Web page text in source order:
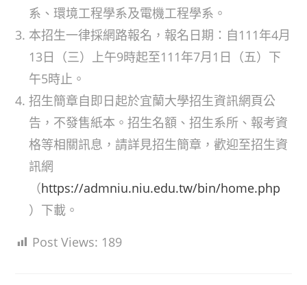
系、環境工程學系及電機工程學系。
本招生一律採網路報名，報名日期：自111年4月
13日（三）上午9時起至111年7月1日（五）下
午5時止。
招生簡章自即日起於宜蘭大學招生資訊網頁公
告，不發售紙本。招生名額、招生系所、報考資
格等相關訊息，請詳見招生簡章，歡迎至招生資
訊網
（https://admniu.niu.edu.tw/bin/home.php
）下載。
Post Views: 189